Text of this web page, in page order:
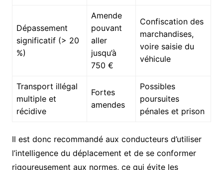
Dépassement
significatif (> 20
%)
Amende
pouvant
aller
jusqu’à
750 €
Confiscation des
marchandises,
voire saisie du
véhicule
Transport illégal
multiple et
récidive
Fortes
amendes
Possibles
poursuites
pénales et prison
Il est donc recommandé aux conducteurs d’utiliser
l’intelligence du déplacement et de se conformer
rigoureusement aux normes, ce qui évite les